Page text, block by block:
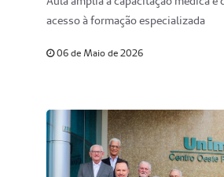
Paulista no mês de abril
acesso à formação especializada
06 de Maio de 2026